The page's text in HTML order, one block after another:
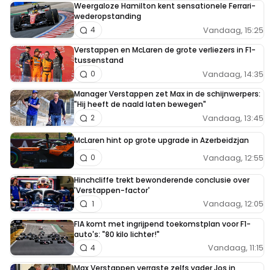
Weergaloze Hamilton kent sensationele Ferrari-
wederopstanding
Vandaag, 15:25
4
Verstappen en McLaren de grote verliezers in F1-
tussenstand
Vandaag, 14:35
0
Manager Verstappen zet Max in de schijnwerpers:
"Hij heeft de naald laten bewegen"
Vandaag, 13:45
2
McLaren hint op grote upgrade in Azerbeidzjan
Vandaag, 12:55
0
Hinchcliffe trekt bewonderende conclusie over
'Verstappen-factor'
Vandaag, 12:05
1
FIA komt met ingrijpend toekomstplan voor F1-
auto's: "80 kilo lichter!"
Vandaag, 11:15
4
Max Verstappen verraste zelfs vader Jos in